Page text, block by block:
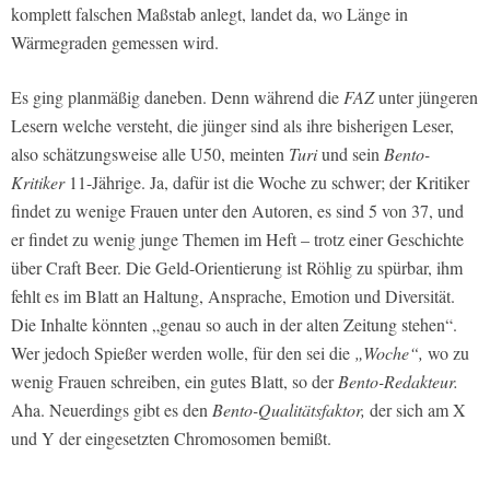
komplett falschen Maßstab anlegt, landet da, wo Länge in
Wärmegraden gemessen wird.
Es ging planmäßig daneben. Denn während die FAZunter jüngeren
Lesern welche versteht, die jünger sind als ihre bisherigen Leser,
also schätzungsweise alle U50, meinten Turiund sein Bento-
Kritiker11-Jährige. Ja, dafür ist die Woche zu schwer; der Kritiker
findet zu wenige Frauen unter den Autoren, es sind 5 von 37, und
er findet zu wenig junge Themen im Heft – trotz einer Geschichte
über Craft Beer. Die Geld-Orientierung ist Röhlig zu spürbar, ihm
fehlt es im Blatt an Haltung, Ansprache, Emotion und Diversität.
Die Inhalte könnten „genau so auch in der alten Zeitung stehen“.
Wer jedoch Spießer werden wolle, für den sei die „Woche“, wo zu
wenig Frauen schreiben, ein gutes Blatt, so derBento-Redakteur.
Aha. Neuerdings gibt es den Bento-Qualitätsfaktor, der sich am X
und Y der eingesetzten Chromosomen bemißt.